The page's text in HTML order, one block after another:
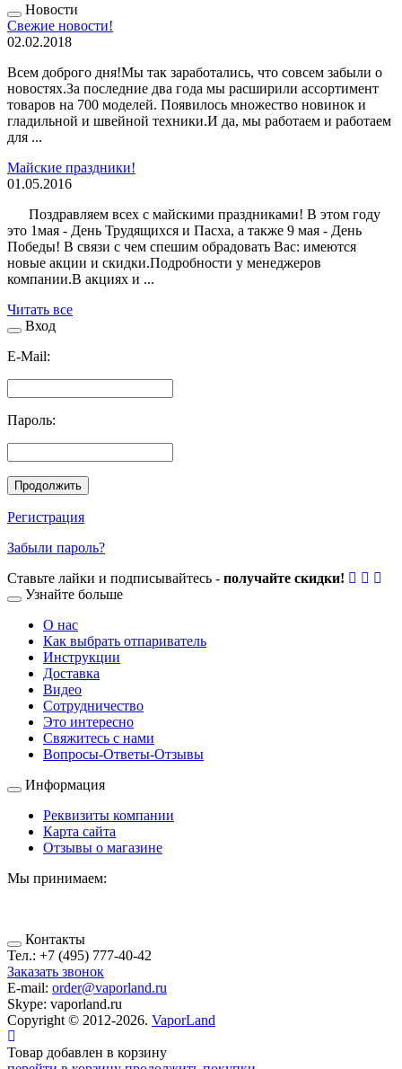
Новости
Свежие новости!
02.02.2018
Всем доброго дня!Мы так заработались, что совсем забыли о
новостях.За последние два года мы расширили ассортимент
товаров на 700 моделей. Появилось множество новинок и
гладильной и швейной техники.И да, мы работаем и работаем
для ...
Майские праздники!
01.05.2016
Поздравляем всех с майскими праздниками! В этом году
это 1мая - День Трудящихся и Пасха, а также 9 мая - День
Победы! В связи с чем спешим обрадовать Вас: имеются
новые акции и скидки.Подробности у менеджеров
компании.В акциях и ...
Читать все
Вход
E-Mail:
Пароль:
Продолжить
Регистрация
Забыли пароль?
Ставьте лайки и подписывайтесь - получайте скидки!
Узнайте больше
О нас
Как выбрать отпариватель
Инструкции
Доставка
Видео
Сотрудничество
Это интересно
Свяжитесь с нами
Вопросы-Ответы-Отзывы
Информация
Реквизиты компании
Карта сайта
Отзывы о магазине
Мы принимаем:
Контакты
Тел.: +7 (495) 777-40-42
Заказать звонок
E-mail: order@vaporland.ru
Skype: vaporland.ru
Copyright © 2012-2026. VaporLand
Товар добавлен в корзину